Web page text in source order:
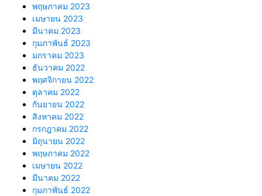
พฤษภาคม 2023
เมษายน 2023
มีนาคม 2023
กุมภาพันธ์ 2023
มกราคม 2023
ธันวาคม 2022
พฤศจิกายน 2022
ตุลาคม 2022
กันยายน 2022
สิงหาคม 2022
กรกฎาคม 2022
มิถุนายน 2022
พฤษภาคม 2022
เมษายน 2022
มีนาคม 2022
กุมภาพันธ์ 2022